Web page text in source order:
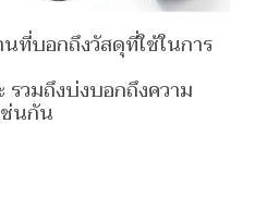
ที่บอกถึงวัสดุที่ใช้ในการ
วมถึงบ่งบอกถึงความ
ช่นกัน